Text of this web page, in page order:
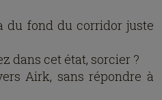
du fond du corridor juste
dans cet état, sorcier ?
Airk, sans répondre à